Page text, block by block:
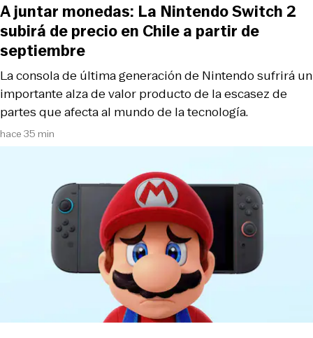
hace 35 min
La consola de última generación de Nintendo sufrirá un
importante alza de valor producto de la escasez de
partes que afecta al mundo de la tecnología.
A juntar monedas: La Nintendo Switch 2
subirá de precio en Chile a partir de
septiembre